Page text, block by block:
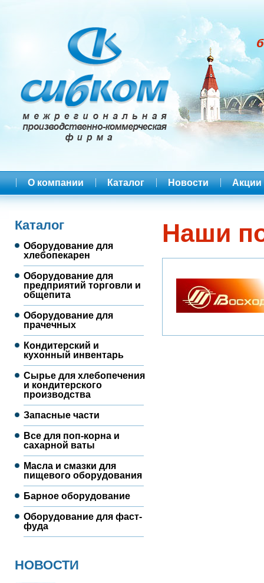
О компании Каталог Новости Акции
Каталог
Оборудование для
хлебопекарен
Оборудование для
предприятий торговли и
общепита
Оборудование для
прачечных
Кондитерский и
кухонный инвентарь
Сырье для хлебопечения
и кондитерского
производства
Запасные части
Все для поп-корна и
сахарной ваты
Масла и смазки для
пищевого оборудования
Барное оборудование
Оборудование для фаст-
фуда
НОВОСТИ
Наши